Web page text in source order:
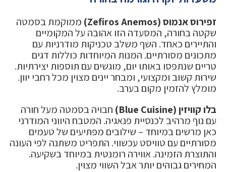
זפירוס אנמוס (Zefiros Anemos)
ממוקמת בסמטה
שקטה בחורה, המסעדה הזו אהובה על המקומיים
והתיירים כאחד. השף משלב טכניקות מודרניות עם
מתכונים מסורתיים. המנות המיוחדות כוללות דגים
טריים שנתפסו באותו יום, מוגשים עם תוספות יצירתיות.
שירות קשוב ומקצועי, ומבחר יינים מצוין מכל רחבי יוון.
מומלץ להזמין מקום בערב.
בלו קוויזין (Blue Cuisine)
חבויה בסמטה מעל חורה
עם נוף מרהיב לכנסיית פנאגיה. המטבח היווני המודרני
כאן מרשים במיוחד – שילובים מפתיעים של טעמים
מסורתיים עם טוויסט עכשווי. התפריט משתנה לפי העונה
והתוצרת הזמינה. אווירה רומנטית במיוחד בשקיעה.
המחירים גבוהים יותר אבל השווי מצוין.